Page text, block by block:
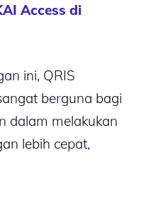
Access di
ini, QRIS
berguna bagi
dalam melakukan
lebih cepat,